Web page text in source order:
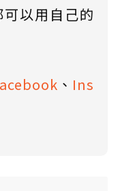
以用自己的
、 Ins